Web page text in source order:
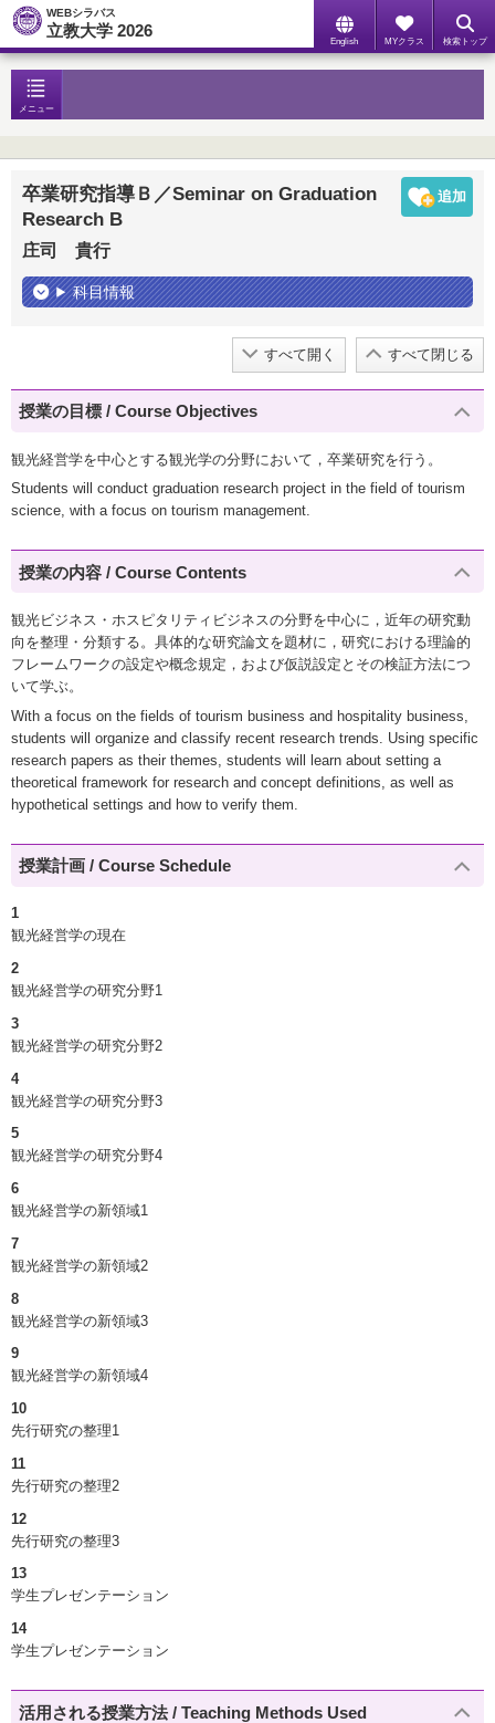
WEBシラバス
立教大学 2026
English MYクラス 検索トップ
メニュー
卒業研究指導Ｂ／Seminar on Graduation
Research B
庄司 貴行
科目情報
すべて開く すべて閉じる
授業の目標 / Course Objectives
観光経営学を中心とする観光学の分野において，卒業研究を行う。
Students will conduct graduation research project in the field of tourism
science, with a focus on tourism management.
授業の内容 / Course Contents
観光ビジネス・ホスピタリティビジネスの分野を中心に，近年の研究動
向を整理・分類する。具体的な研究論文を題材に，研究における理論的
フレームワークの設定や概念規定，および仮説設定とその検証方法につ
いて学ぶ。
With a focus on the fields of tourism business and hospitality business,
students will organize and classify recent research trends. Using specific
research papers as their themes, students will learn about setting a
theoretical framework for research and concept definitions, as well as
hypothetical settings and how to verify them.
授業計画 / Course Schedule
1
観光経営学の現在
2
観光経営学の研究分野1
3
観光経営学の研究分野2
4
観光経営学の研究分野3
5
観光経営学の研究分野4
6
観光経営学の新領域1
7
観光経営学の新領域2
8
観光経営学の新領域3
9
観光経営学の新領域4
10
先行研究の整理1
11
先行研究の整理2
12
先行研究の整理3
13
学生プレゼンテーション
14
学生プレゼンテーション
活用される授業方法 / Teaching Methods Used